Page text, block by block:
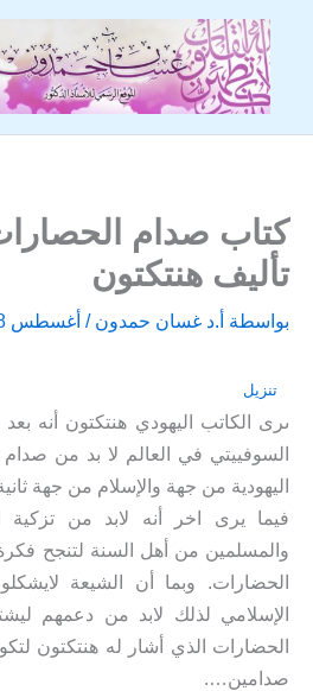
تخطي
المحتوى
كتاب صدام
تأليف هنتكتون
بواسطة أ.د غسان حمدون/ أغسطس 18, 2024
تنزيل
ىرى الكاتب اليهودي هنتكتون أنه
السوفييتي في العالم لا بد من
اليهودية من جهة والإسلام من جهة
فيما يرى اخر أنه لابد من تزكية
والمسلمين من أهل السنة لتنجح
الإسلامي لذلك لابد من دعمهم
الحضارات الذي أشار له هنتكتون
صدامين….